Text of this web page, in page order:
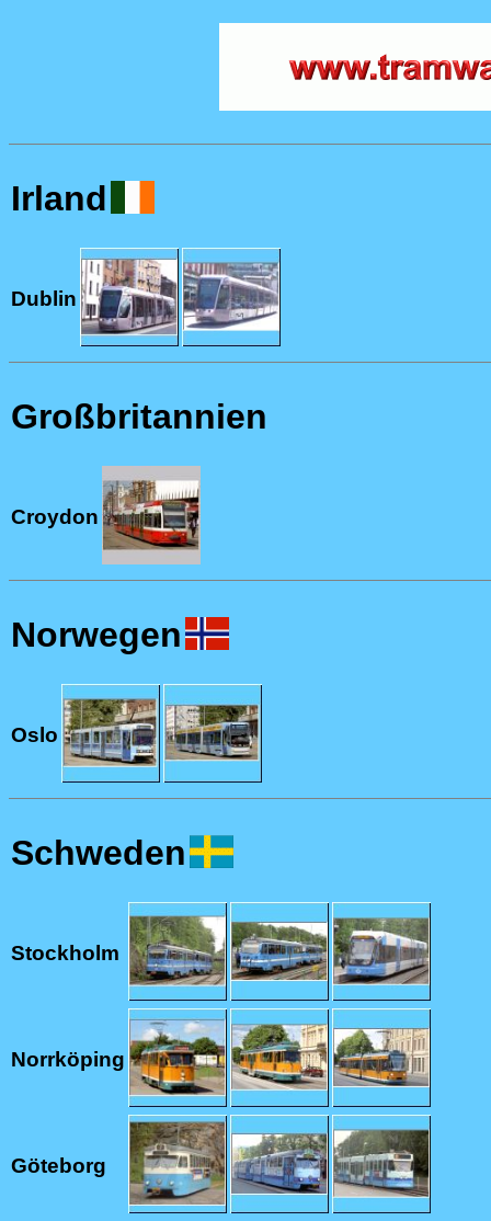
Irland
Dublin
Großbritannien
Croydon
Norwegen
Oslo
Schweden
Stockholm
Norrköping
Göteborg